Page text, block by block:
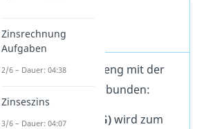
Prozentrechnung
Die Zinsrechnung ist eng mit der
verbunden:
DerGrundwert (G)wird zum
Zinsrechnung
Aufgaben
2/6 – Dauer: 04:38
Zinseszins
3/6 – Dauer: 04:07